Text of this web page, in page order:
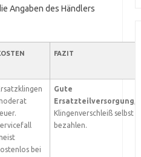
Angaben des Händlers
FAZIT
bei
Gute
Ersatzteilversorgung,
Klingenverschleiß selbst
bezahlen.